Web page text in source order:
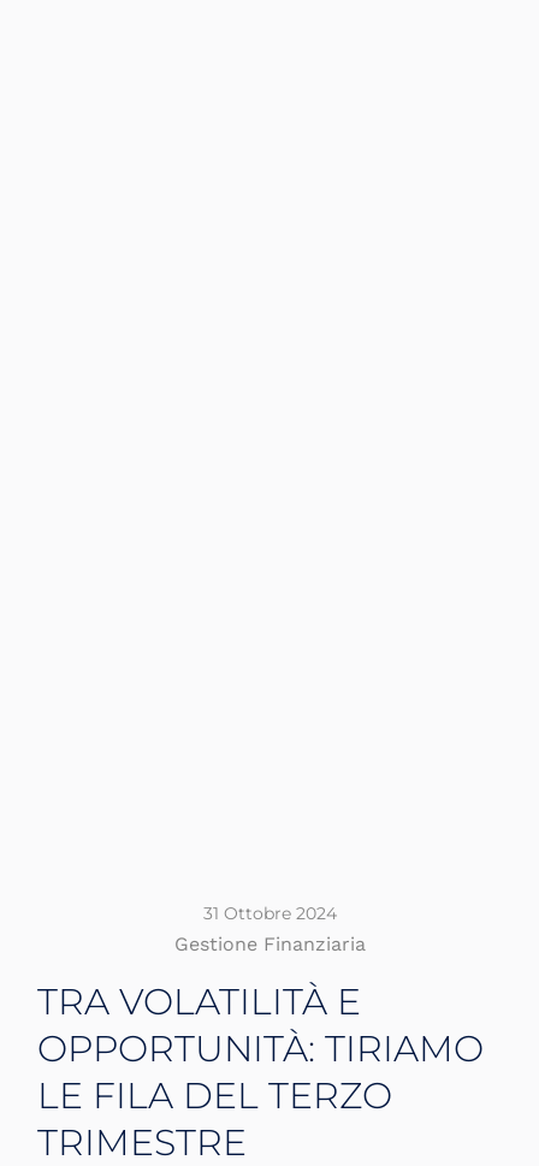
31 Ottobre 2024
Gestione Finanziaria
TRA VOLATILITÀ E
OPPORTUNITÀ: TIRIAMO
LE FILA DEL TERZO
TRIMESTRE